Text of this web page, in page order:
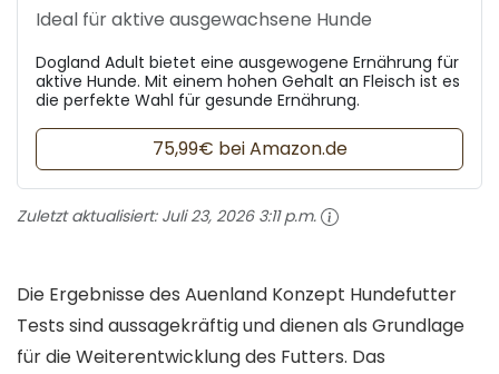
Ideal für aktive ausgewachsene Hunde
Dogland Adult bietet eine ausgewogene Ernährung für
aktive Hunde. Mit einem hohen Gehalt an Fleisch ist es
die perfekte Wahl für gesunde Ernährung.
75,99€ bei Amazon.de
Zuletzt aktualisiert: Juli 23, 2026 3:11 p.m.
Die Ergebnisse des Auenland Konzept Hundefutter
Tests sind aussagekräftig und dienen als Grundlage
für die Weiterentwicklung des Futters. Das